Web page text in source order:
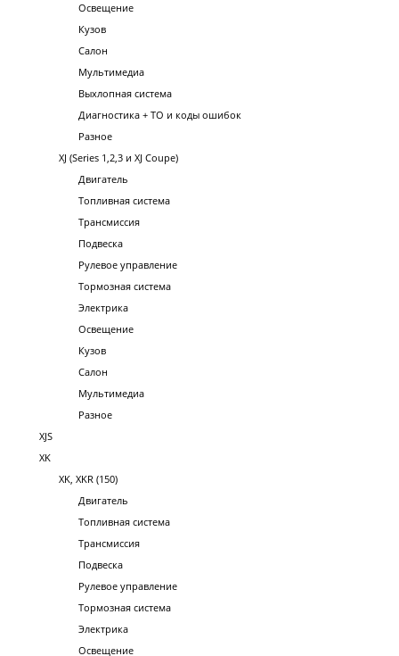
Освещение
Кузов
Салон
Мультимедиа
Выхлопная система
Диагностика + ТО и коды ошибок
Разное
XJ (Series 1,2,3 и XJ Coupe)
Двигатель
Топливная система
Трансмиссия
Подвеска
Рулевое управление
Тормозная система
Электрика
Освещение
Кузов
Салон
Мультимедиа
Разное
XJS
XK
XK, XKR (150)
Двигатель
Топливная система
Трансмиссия
Подвеска
Рулевое управление
Тормозная система
Электрика
Освещение